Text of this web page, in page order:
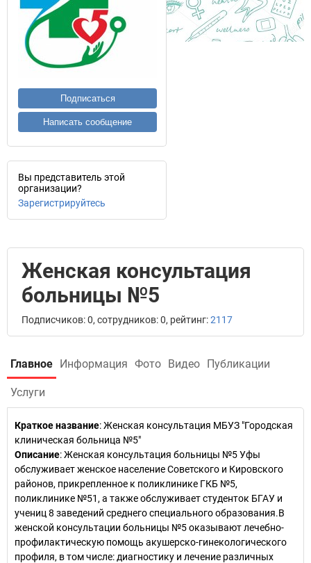
Подписаться
Написать сообщение
Вы представитель этой
организации?
Зарегистрируйтесь
Женская консультация
больницы №5
Подписчиков: 0, сотрудников: 0, рейтинг:2117
Главное Информация Фото Видео Публикации
Услуги
Краткое название:Женская консультация МБУЗ "Городская
клиническая больница №5"
Описание: Женская консультация больницы №5 Уфы
обслуживает женское население Советского и Кировского
районов, прикрепленное к поликлинике ГКБ №5,
поликлинике №51, а также обслуживает студенток БГАУ и
учениц 8 заведений среднего специального образования.В
женской консультации больницы №5 оказывают лечебно-
профилактическую помощь акушерско-гинекологического
профиля, в том числе: диагностику и лечение различных